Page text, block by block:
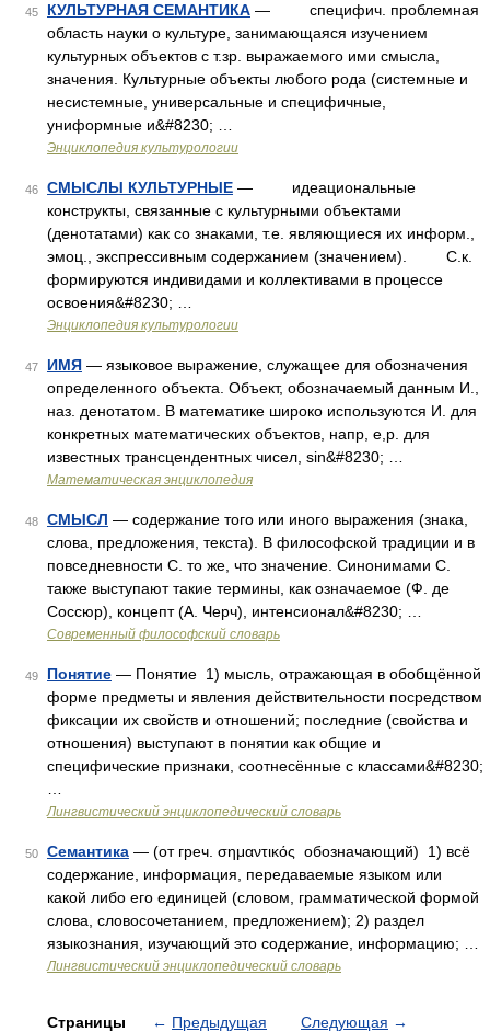
45 КУЛЬТУРНАЯ СЕМАНТИКА — специфич. проблемная
область науки о культуре, занимающаяся изучением
культурных объектов с т.зр. выражаемого ими смысла,
значения. Культурные объекты любого рода (системные и
несистемные, универсальные и специфичные,
униформные и&#8230; …
Энциклопедия культурологии
46 СМЫСЛЫ КУЛЬТУРНЫЕ — идеациональные
конструкты, связанные с культурными объектами
(денотатами) как со знаками, т.е. являющиеся их информ.,
эмоц., экспрессивным содержанием (значением). С.к.
формируются индивидами и коллективами в процессе
освоения&#8230; …
Энциклопедия культурологии
47 ИМЯ — языковое выражение, служащее для обозначения
определенного объекта. Объект, обозначаемый данным И.,
наз. денотатом. В математике широко используются И. для
конкретных математических объектов, напр, е,p. для
известных трансцендентных чисел, sin&#8230; …
Математическая энциклопедия
48 СМЫСЛ — содержание того или иного выражения (знака,
слова, предложения, текста). В философской традиции и в
повседневности С. то же, что значение. Синонимами С.
также выступают такие термины, как означаемое (Ф. де
Соссюр), концепт (А. Черч), интенсионал&#8230; …
Современный философский словарь
49 Понятие — Понятие 1) мысль, отражающая в обобщённой
форме предметы и явления действительности посредством
фиксации их свойств и отношений; последние (свойства и
отношения) выступают в понятии как общие и
специфические признаки, соотнесённые с классами&#8230;
Лингвистический энциклопедический словарь
50 Семантика — (от греч. σημαντικός обозначающий) 1) всё
содержание, информация, передаваемые языком или
какой либо его единицей (словом, грамматической формой
слова, словосочетанием, предложением); 2) раздел
языкознания, изучающий это содержание, информацию; …
Лингвистический энциклопедический словарь
Страницы ← Предыдущая Следующая →